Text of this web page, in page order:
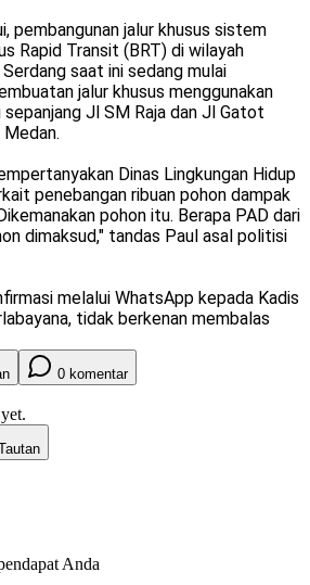
pembangunan jalur khusus sistem
Rapid Transit (BRT) di wilayah
saat ini sedang mulai
jalur khusus menggunakan
Jl SM Raja dan Jl Gatot
Dinas Lingkungan Hidup
penebangan ribuan pohon dampak
pohon itu. Berapa PAD dari
dimaksud," tandas Paul asal politisi
melalui WhatsApp kepada Kadis
tidak berkenan membalas
0 komentar
Anda